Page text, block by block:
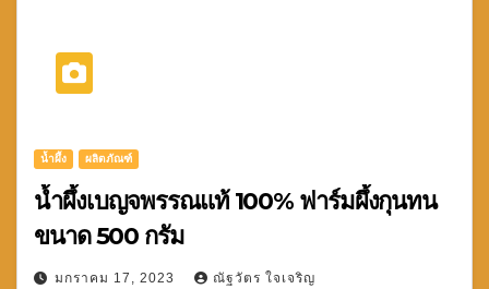
น้ำผึ้ง ผลิตภัณฑ์
น้ำผึ้งเบญจพรรณแท้ 100% ฟาร์มผึ้งกุนทน
ขนาด 500 กรัม
มกราคม 17, 2023 ณัฐวัตร ใจเจริญ